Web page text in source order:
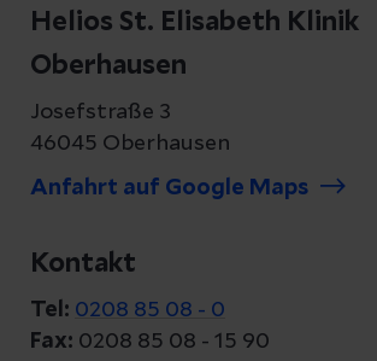
Helios St. Elisabeth Klinik
Oberhausen
Josefstraße 3
46045 Oberhausen
Anfahrt auf Google Maps
Kontakt
Tel: 0208 85 08 - 0
Fax: 0208 85 08 - 15 90